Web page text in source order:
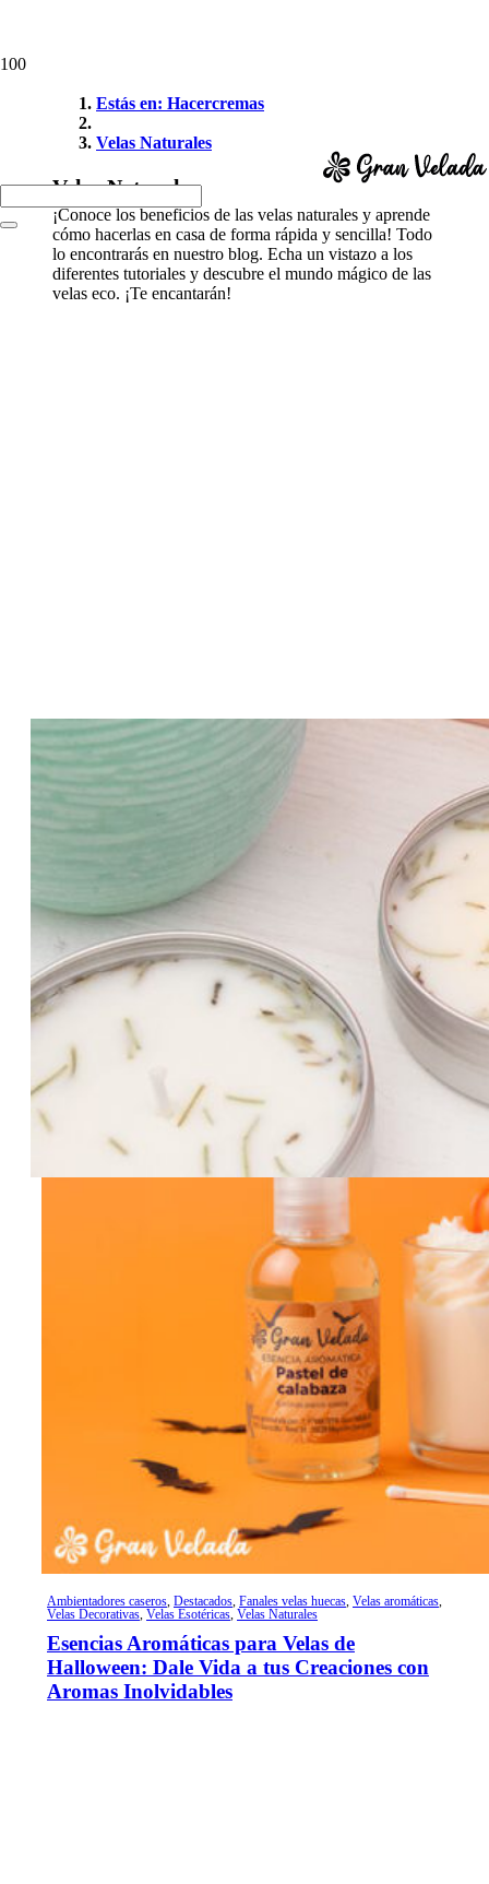
Estás en: Hacercremas
Velas Naturales
Velas Naturales
¡Conoce los beneficios de las velas naturales y aprende
cómo hacerlas en casa de forma rápida y sencilla! Todo
lo encontrarás en nuestro blog. Echa un vistazo a los
diferentes tutoriales y descubre el mundo mágico de las
velas eco. ¡Te encantarán!
Ambientadores caseros, Destacados, Fanales velas huecas, Velas aromáticas,
Velas Decorativas, Velas Esotéricas, Velas Naturales
Esencias Aromáticas para Velas de
Halloween: Dale Vida a tus Creaciones con
Aromas Inolvidables